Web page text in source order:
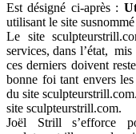
Est désigné ci-après :
utilisant le site susnommé
Le site
services, dans l’état,
ces derniers doivent
bonne foi tant envers
du site
site sculpteurstrill.com.
Joël Strill s’efforce